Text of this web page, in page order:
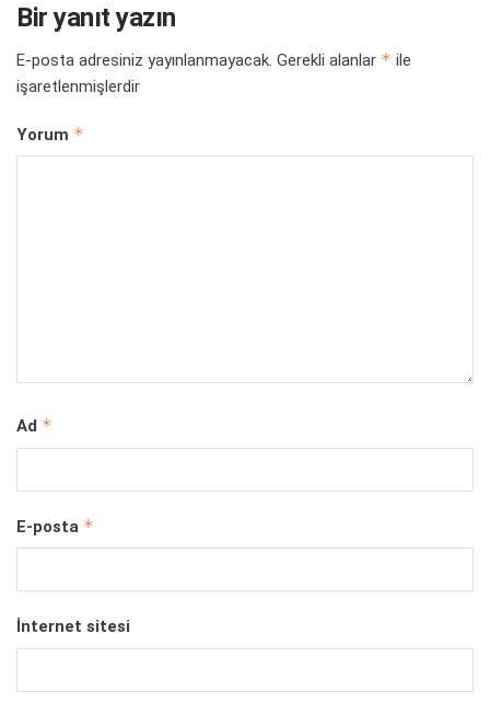
Bir yanıt yazın
E-posta adresiniz yayınlanmayacak. Gerekli alanlar * ile
işaretlenmişlerdir
Yorum *
Ad *
E-posta *
İnternet sitesi